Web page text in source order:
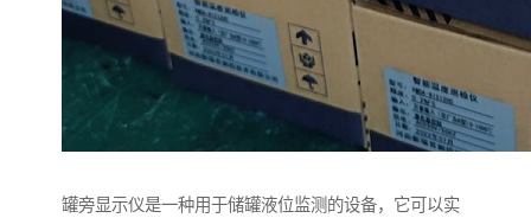
罐旁显示仪是一种用于储罐液位监测的设备，它可以实